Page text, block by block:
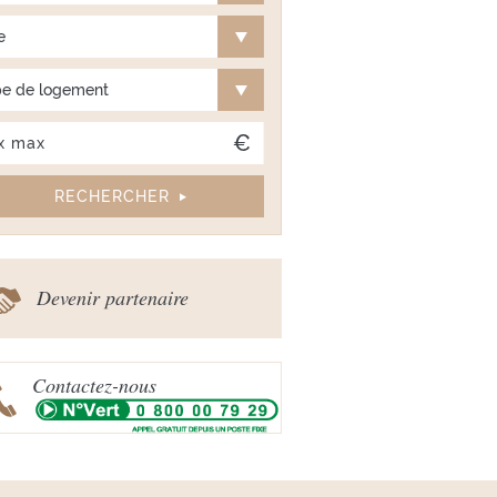
de logement
Devenir partenaire
Contactez-nous